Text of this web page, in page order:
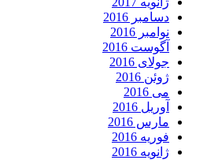
دسامبر 2016
نوامبر 2016
آگوست 2016
جولای 2016
ژوئن 2016
می 2016
آوریل 2016
مارس 2016
فوریه 2016
ژانویه 2016